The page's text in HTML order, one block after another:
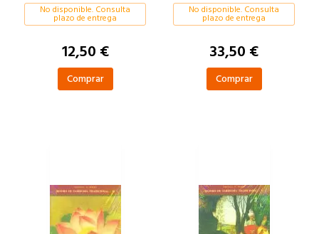
No disponible. Consulta
plazo de entrega
12,50 €
Comprar
No disponible. Consulta
plazo de entrega
33,50 €
Comprar